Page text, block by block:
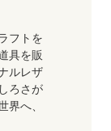
フトを
具を販
ルレザ
ろさが
界へ、